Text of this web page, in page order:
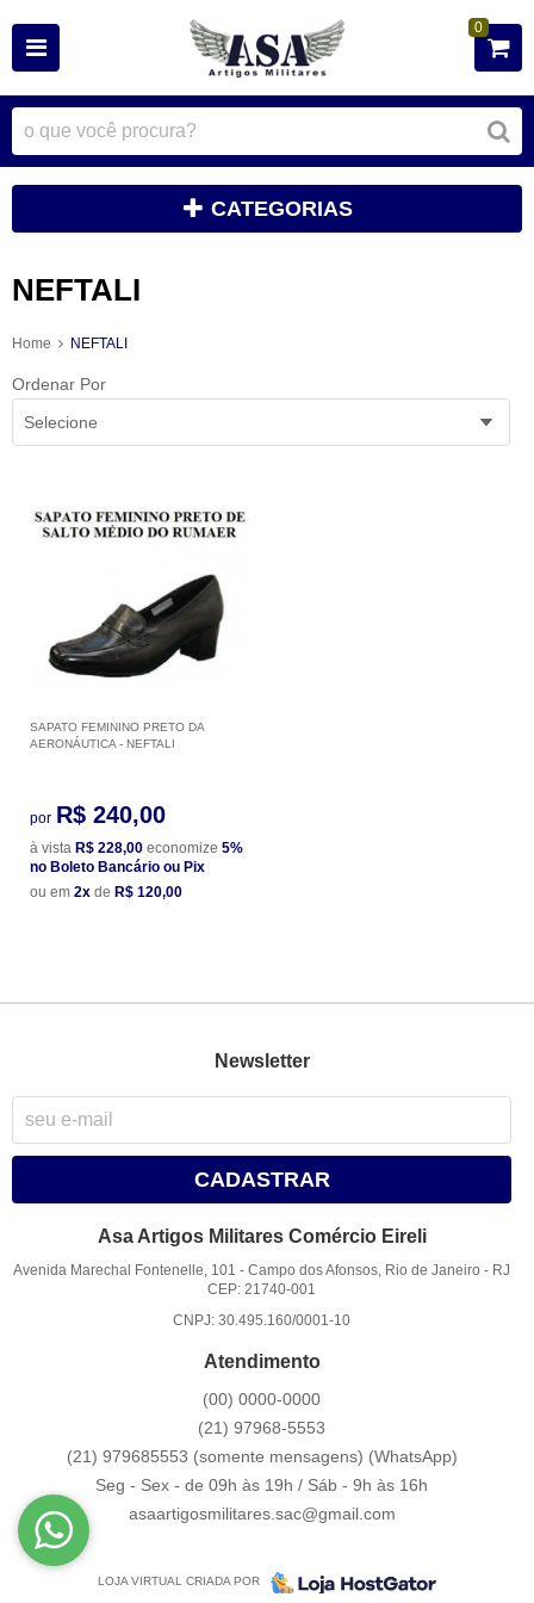
0
CATEGORIAS
NEFTALI
Home NEFTALI
Ordenar Por
Selecione
SAPATO FEMININO PRETO DA
AERONÁUTICA - NEFTALI
por R$ 240,00
à vista R$ 228,00 economize 5%
no Boleto Bancário ou Pix
ou em 2x de R$ 120,00
Newsletter
CADASTRAR
Asa Artigos Militares Comércio Eireli
Avenida Marechal Fontenelle, 101 -Campo dos Afonsos, Rio de Janeiro - RJ
CEP: 21740-001
CNPJ: 30.495.160/0001-10
Atendimento
(00) 0000-0000
(21) 97968-5553
(21) 979685553 (somente mensagens) (WhatsApp)
Seg - Sex - de 09h às 19h / Sáb - 9h às 16h
asaartigosmilitares.sac@gmail.com
LOJA VIRTUAL CRIADA POR